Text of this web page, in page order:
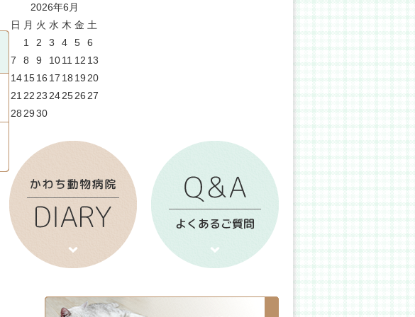
2026年6月
日 月 火 水 木 金 土
1
2 3 4 5
6
7
8 9 1011 12 13
141516 17 18 19 20
21 22 23 242526 27
28 2930